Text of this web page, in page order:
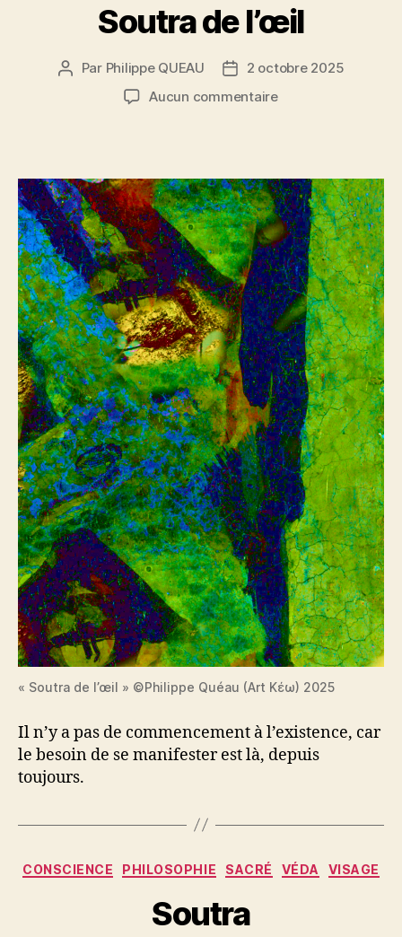
Soutra de l’œil
Auteur
Par Philippe QUEAU
Date2 octobre 2025
Aucun commentairesur
« Soutra de l’œil » ©Philippe Quéau (Art Κέω) 2025
Il n’y a pas de commencement à l’existence, car
le besoin de se manifester est là, depuis
toujours.
Catégories
CONSCIENCE PHILOSOPHIE SACRÉ VÉDA VISAGE
Soutra